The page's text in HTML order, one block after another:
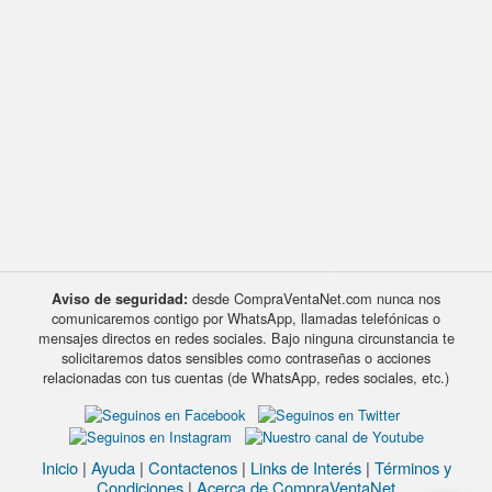
Aviso de seguridad: desde CompraVentaNet.com nunca nos
comunicaremos contigo por WhatsApp, llamadas telefónicas o
mensajes directos en redes sociales. Bajo ninguna circunstancia te
solicitaremos datos sensibles como contraseñas o acciones
relacionadas con tus cuentas (de WhatsApp, redes sociales, etc.)
Inicio| Ayuda| Contactenos| Links de Interés| Términos y
Condiciones | Acerca de CompraVentaNet